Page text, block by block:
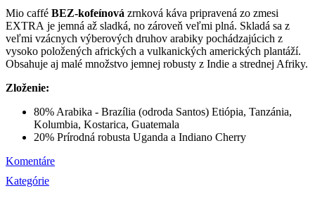
Mio caffé BEZ-kofeínová zrnková káva pripravená zo zmesi
EXTRA je jemná až sladká, no zároveň veľmi plná. Skladá sa z
veľmi vzácnych výberových druhov arabiky pochádzajúcich z
vysoko položených afrických a vulkanických amerických plantáží.
Obsahuje aj malé množstvo jemnej robusty z Indie a strednej Afriky.
Zloženie:
80% Arabika - Brazília (odroda Santos) Etiópia, Tanzánia,
Kolumbia, Kostarica, Guatemala
20% Prírodná robusta Uganda a Indiano Cherry
Komentáre
Kategórie